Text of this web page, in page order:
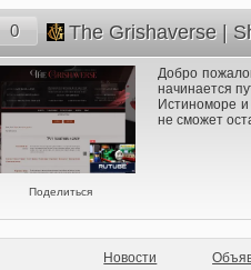
0 The Grishaverse |
Поделиться
Добро
начинается
Истиноморе
не сможет
Новости